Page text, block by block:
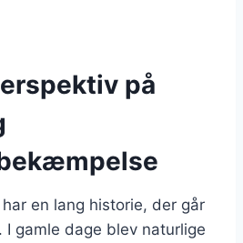
på
en lang historie, der går
gamle dage blev naturlige